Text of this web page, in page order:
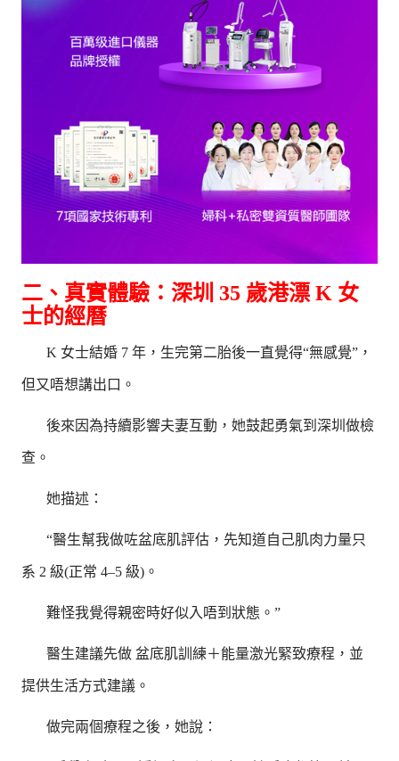
二、真實體驗：深圳 35 歲港漂 K 女
士的經曆
K 女士結婚 7 年，生完第二胎後一直覺得“無感覺”，
但又唔想講出口。
後來因為持續影響夫妻互動，她鼓起勇氣到深圳做檢
查。
她描述：
“醫生幫我做咗盆底肌評估，先知道自己肌肉力量只
系 2 級(正常 4–5 級)。
難怪我覺得親密時好似入唔到狀態。”
醫生建議先做 盆底肌訓練＋能量激光緊致療程，並
提供生活方式建議。
做完兩個療程之後，她說：